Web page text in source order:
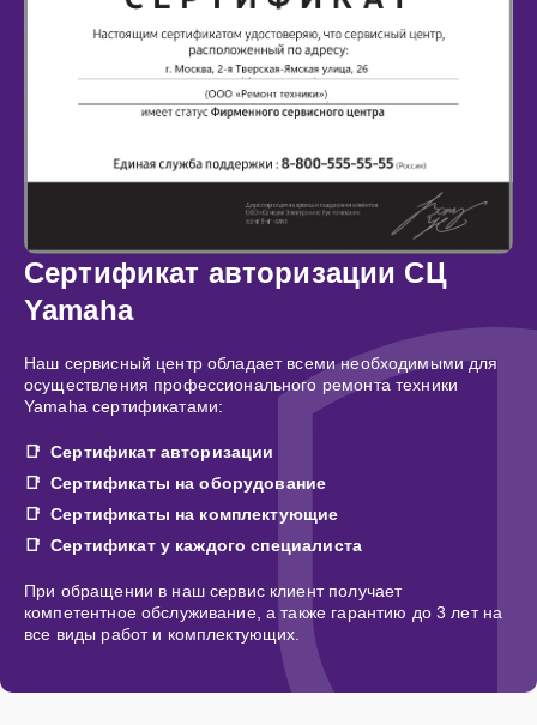
Сертификат авторизации СЦ
Yamaha
Наш сервисный центр обладает всеми необходимыми для
осуществления профессионального ремонта техники
Yamaha сертификатами:
Сертификат авторизации
Сертификаты на оборудование
Сертификаты на комплектующие
Сертификат у каждого специалиста
При обращении в наш сервис клиент получает
компетентное обслуживание, а также гарантию до 3 лет на
все виды работ и комплектующих.